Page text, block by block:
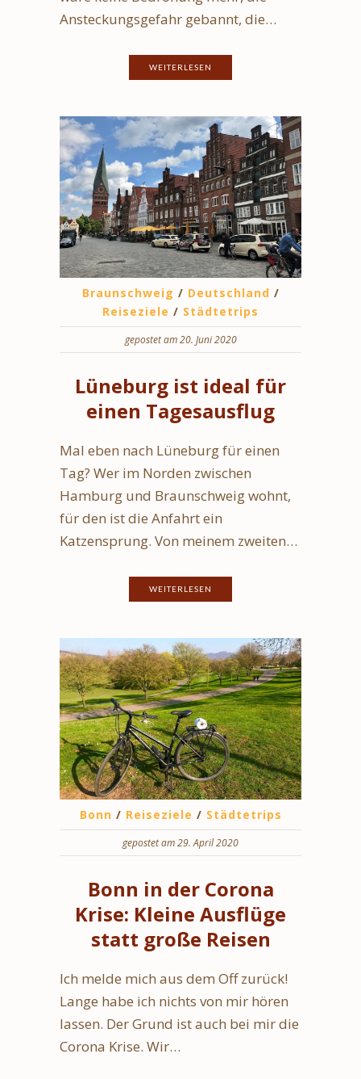
Ansteckungsgefahr gebannt, die…
WEITERLESEN
Braunschweig / Deutschland /
Reiseziele / Städtetrips
gepostet am 20. Juni 2020
Lüneburg ist ideal für
einen Tagesausflug
Mal eben nach Lüneburg für einen
Tag? Wer im Norden zwischen
Hamburg und Braunschweig wohnt,
für den ist die Anfahrt ein
Katzensprung. Von meinem zweiten…
WEITERLESEN
Bonn / Reiseziele / Städtetrips
gepostet am 29. April 2020
Bonn in der Corona
Krise: Kleine Ausflüge
statt große Reisen
Ich melde mich aus dem Off zurück!
Lange habe ich nichts von mir hören
lassen. Der Grund ist auch bei mir die
Corona Krise. Wir…